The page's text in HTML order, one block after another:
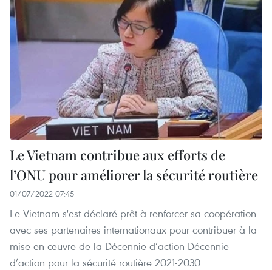
Le Vietnam contribue aux efforts de
l’ONU pour améliorer la sécurité routière
01/07/2022 07:45
Le Vietnam s'est déclaré prêt à renforcer sa coopération
avec ses partenaires internationaux pour contribuer à la
mise en œuvre de la Décennie d’action Décennie
d’action pour la sécurité routière 2021-2030